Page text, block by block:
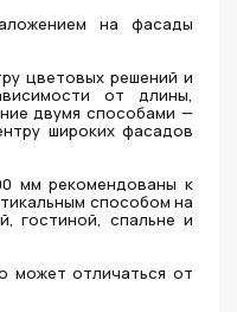
на фасады
цветовых решений и
от длины,
двумя способами —
широких фасадов
мм рекомендованы к
способом на
гостиной, спальне и
может отличаться от